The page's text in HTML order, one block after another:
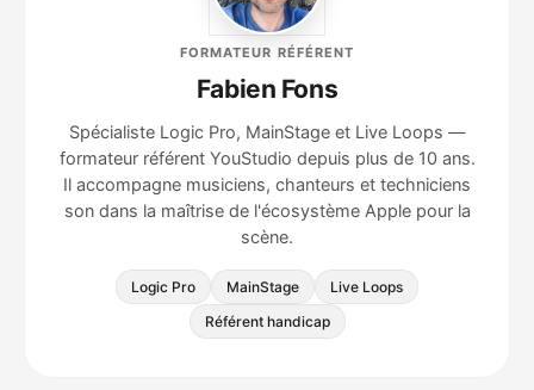
FORMATEUR RÉFÉRENT
Fabien Fons
Spécialiste Logic Pro, MainStage et Live Loops —
formateur référent YouStudio depuis plus de 10 ans.
Il accompagne musiciens, chanteurs et techniciens
son dans la maîtrise de l'écosystème Apple pour la
scène.
Logic Pro MainStage
Live Loops
Référent handicap